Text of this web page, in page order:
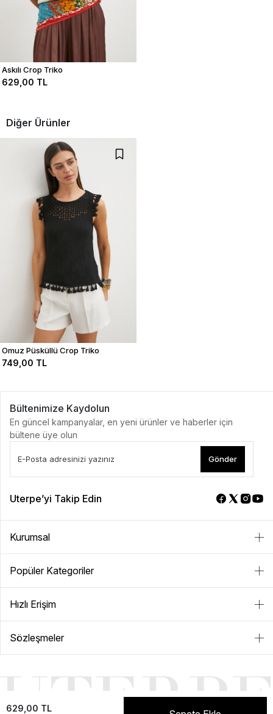
629,00 TL
Askılı Crop Triko
629,00 TL
Diğer Ürünler
Omuz Püsküllü Crop Triko
749,00 TL
Bültenimize Kaydolun
En güncel kampanyalar, en yeni ürünler ve haberler için
bültene üye olun
Gönder
Uterpe’yi Takip Edin
Kurumsal
Popüler Kategoriler
Hızlı Erişim
Sözleşmeler